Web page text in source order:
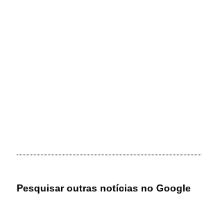
Pesquisar outras notícias no Google